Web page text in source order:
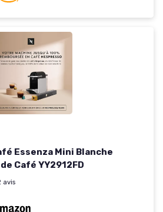
Essenza Mini Blanche
Café YY2912FD
avis